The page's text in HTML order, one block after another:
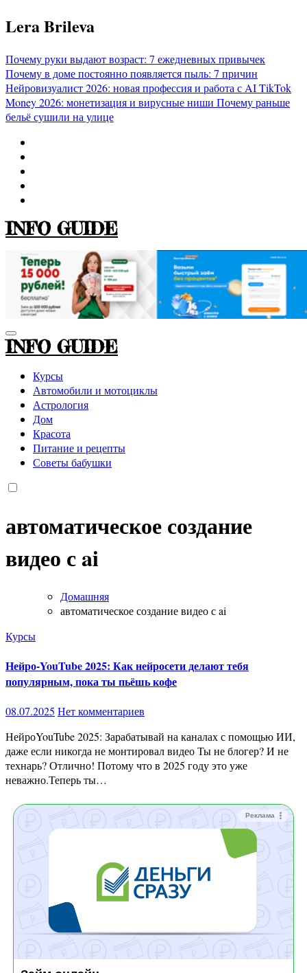
Перейти
к
Lera Brileva
Почему руки выдают возраст: 7 ежедневных привычек
Почему в доме постоянно появляется пыль: 7 причин
Нейровизуалист 2026: новая профессия и работа с AITikTok
Money 2026: монетизация и вирусные ниши Почему раньше
бельё сушили на улице
INFO GUIDE
INFO GUIDE
Курсы
Автомобили и мотоциклы
Астрология
Дом
Красота
Питание и рецепты
Советы бабушки
автоматическое создание
видео с ai
Домашняя
автоматическое создание видео с ai
Курсы
Нейро-YouTube 2025: Как нейросети делают тебя
популярным, пока ты пьёшь кофе
08.07.2025 Нет комментариев
НейроYouTube 2025: Зарабатывай на каналах с помощью ИИ,
даже если никогда не монтировал видео Ты не блогер? И не
технарь? Отлично! Потому что в 2025 году это уже
неважно.Теперь ты…
Реклама